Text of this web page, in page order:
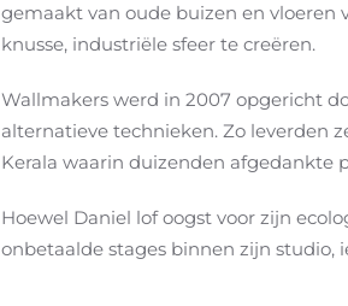
gemaakt van oude buizen en
knusse, industriële sfeer te creëren.
Wallmakers werd in 2007 opgericht
alternatieve technieken. Zo leverden
Kerala waarin duizenden afgedankte
Hoewel Daniel lof oogst voor zijn
onbetaalde stages binnen zijn studio,